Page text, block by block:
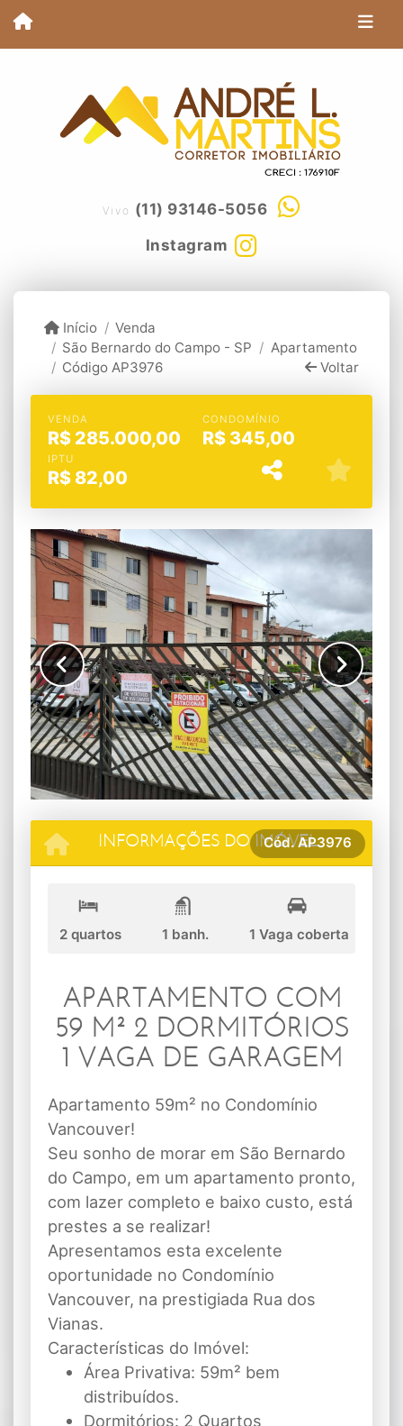
Vivo (11) 93146-5056
Instagram
Início
Venda
São Bernardo do Campo - SP
Apartamento
Código AP3976
Voltar
VENDA
R$ 285.000,00
CONDOMÍNIO
R$ 345,00
IPTU
R$ 82,00
INFORMAÇÕES DO IMÓVEL
2 quartos 1 banh. 1 Vaga coberta
Cód. AP3976
APARTAMENTO COM
59 M² 2 DORMITÓRIOS
1 VAGA DE GARAGEM
Apartamento 59m² no Condomínio
Vancouver!
Seu sonho de morar em São Bernardo
do Campo, em um apartamento pronto,
com lazer completo e baixo custo, está
prestes a se realizar!
Apresentamos esta excelente
oportunidade no Condomínio
Vancouver, na prestigiada Rua dos
Vianas.
Características do Imóvel:
Área Privativa: 59m² bem
distribuídos.
Dormitórios: 2 Quartos